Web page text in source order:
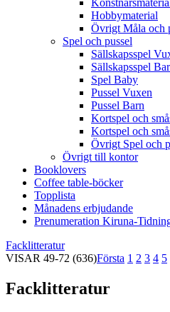
Konstnärsmaterial
Hobbymaterial
Övrigt Måla och
Spel och pussel
Sällskapsspel
Sällskapsspel
Spel Baby
Pussel Vuxen
Pussel Barn
Kortspel och
Kortspel och
Övrigt Spel och
Övrigt till kontor
Booklovers
Coffee table-böcker
Topplista
Månadens erbjudande
Prenumeration Kiruna-
Facklitteratur
VISAR 49-72 (636)Första 1 2 3 4 5
Facklitteratur